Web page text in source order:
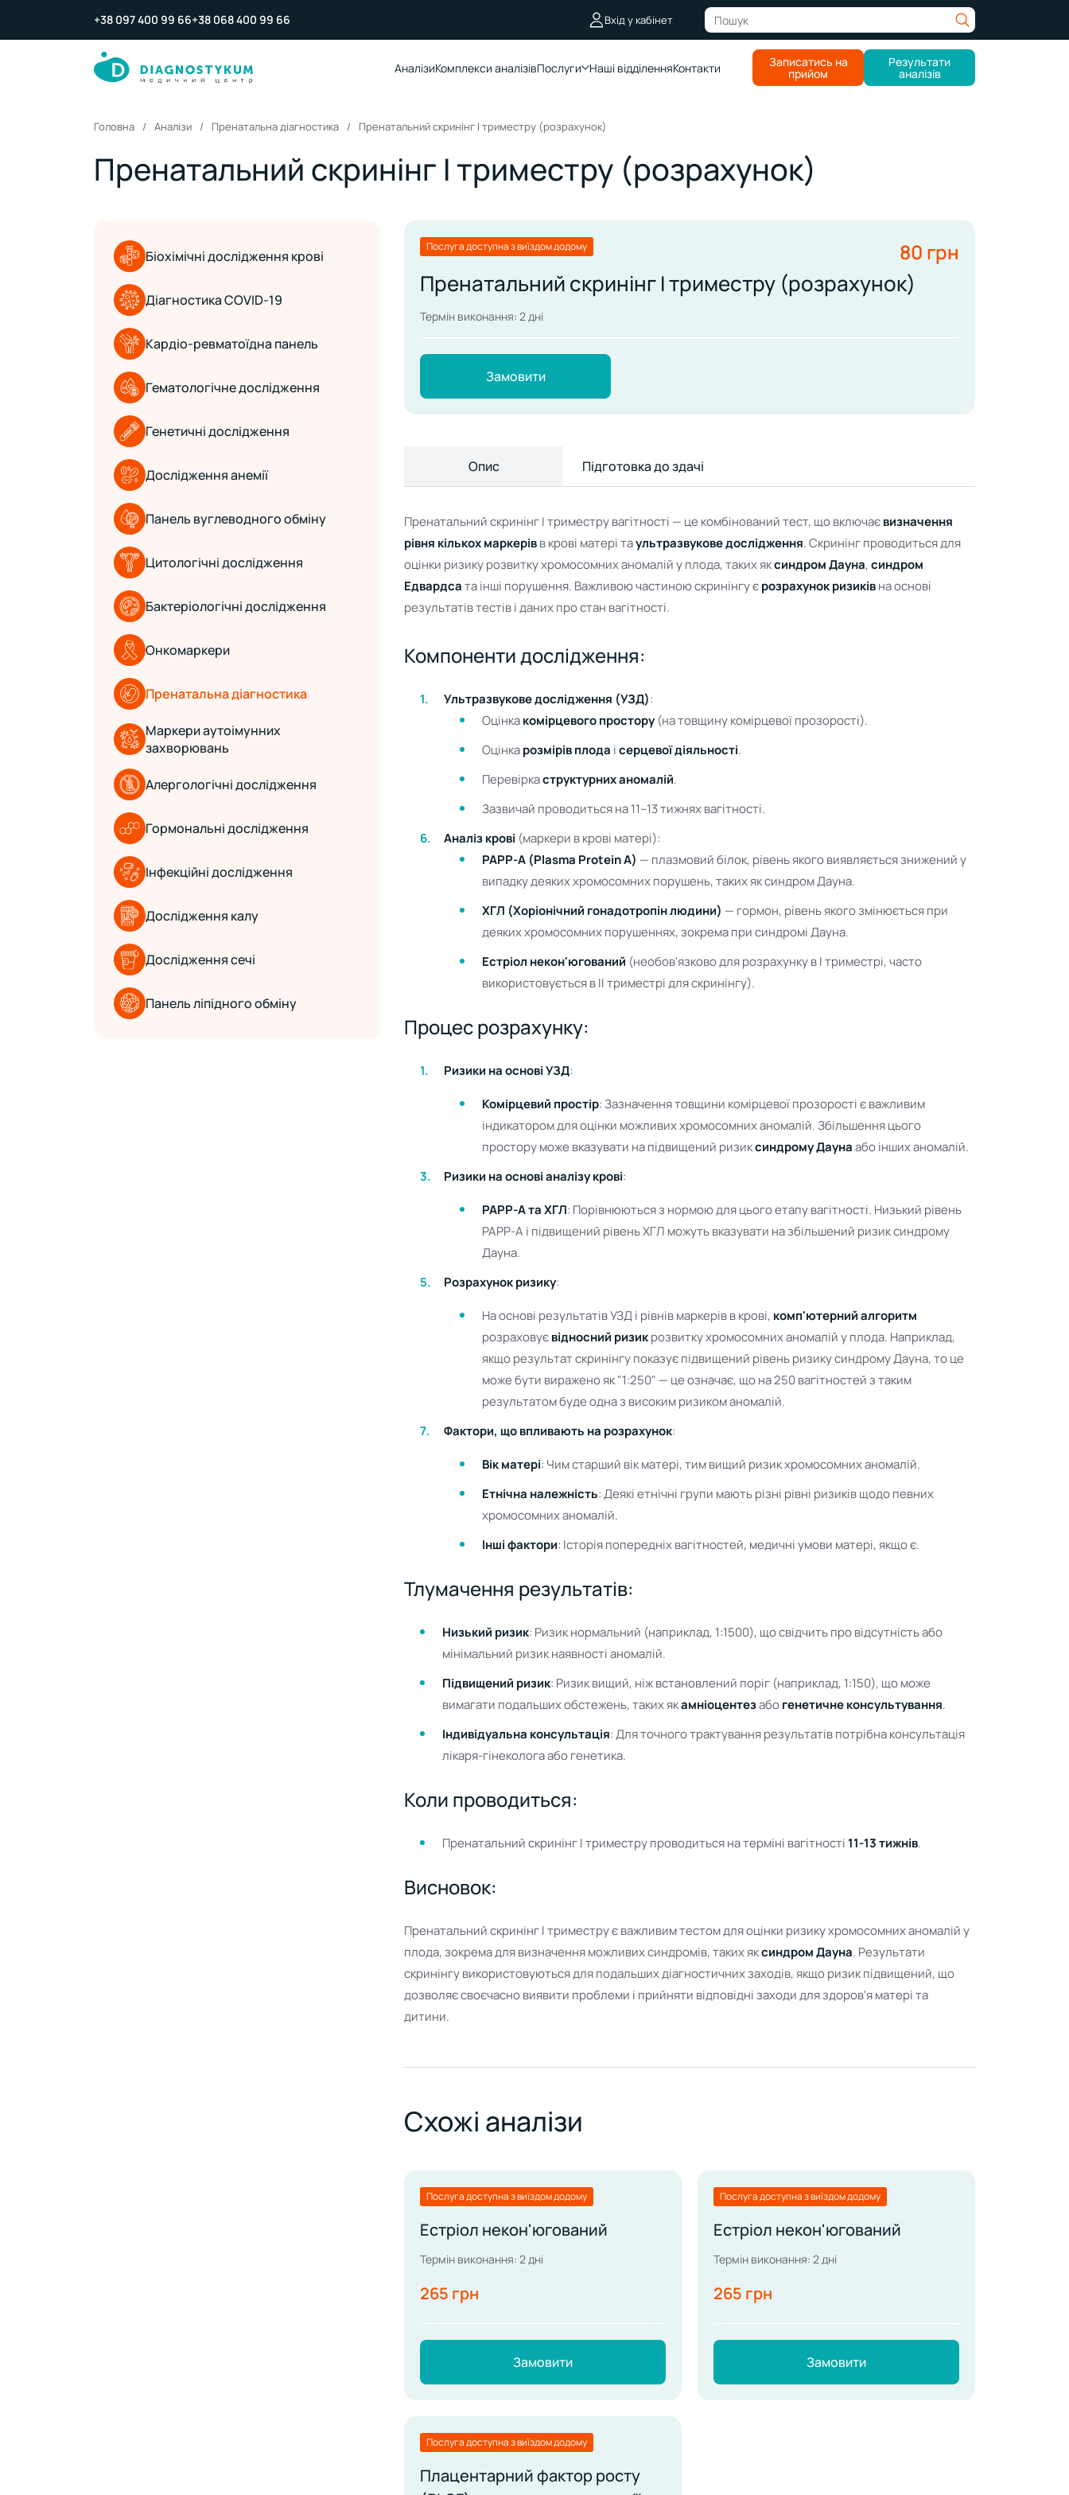
+38 097 400 99 66+38 068 400 99 66 Вхід у кабінет
АналізиКомплекcи аналізівПослуги Наші відділенняКонтакти Записатись на
прийом
Результати
аналізів
Головна Аналізи Пренатальна діагностика Пренатальний скринінг І триместру (розрахунок)
Пренатальний скринінг І триместру (розрахунок)
Біохімічні дослідження крові
Діагностика COVID-19
Кардіо-ревматоїдна панель
Гематологічне дослідження
Генетичні дослідження
Дослідження анемії
Панель вуглеводного обміну
Цитологічні дослідження
Бактеріологічні дослідження
Онкомаркери
Пренатальна діагностика
Маркери аутоімунних
захворювань
Алергологічні дослідження
Гормональні дослідження
Інфекційні дослідження
Дослідження калу
Дослідження сечі
Панель ліпідного обміну
Послуга доступна з виїздом додому
Пренатальний скринінг І триместру (розрахунок)
Термін виконання: 2 дні
80 грн
Замовити
Опис Підготовка до здачі
Пренатальний скринінг І триместру вагітності — це комбінований тест, що включаєвизначення
рівня кількох маркерівв крові матері таультразвукове дослідження. Скринінг проводиться для
оцінки ризику розвитку хромосомних аномалій у плода, таких яксиндром Дауна,синдром
Едвардсата інші порушення. Важливою частиною скринінгу єрозрахунок ризиківна основі
результатів тестів і даних про стан вагітності.
Компоненти дослідження:
Ультразвукове дослідження (УЗД):
Оцінкакомірцевого простору(на товщину комірцевої прозорості).
Оцінкарозмірів плода ісерцевої діяльності.
Перевіркаструктурних аномалій.
Зазвичай проводиться на 11–13 тижнях вагітності.
Аналіз крові (маркери в крові матері):
PAPP-A (Plasma Protein A) — плазмовий білок, рівень якого виявляється знижений у
випадку деяких хромосомних порушень, таких як синдром Дауна.
ХГЛ (Хоріонічний гонадотропін людини) — гормон, рівень якого змінюється при
деяких хромосомних порушеннях, зокрема при синдромі Дауна.
Естріол некон'югований (необов'язково для розрахунку в І триместрі, часто
використовується в ІІ триместрі для скринінгу).
Процес розрахунку:
Ризики на основі УЗД:
Комірцевий простір: Зазначення товщини комірцевої прозорості є важливим
індикатором для оцінки можливих хромосомних аномалій. Збільшення цього
простору може вказувати на підвищений ризиксиндрому Даунаабо інших аномалій.
Ризики на основі аналізу крові:
PAPP-A та ХГЛ: Порівнюються з нормою для цього етапу вагітності. Низький рівень
PAPP-A і підвищений рівень ХГЛ можуть вказувати на збільшений ризик синдрому
Дауна.
Розрахунок ризику:
На основі результатів УЗД і рівнів маркерів в крові, комп'ютерний алгоритм
розраховуєвідносний ризикрозвитку хромосомних аномалій у плода. Наприклад,
якщо результат скринінгу показує підвищений рівень ризику синдрому Дауна, то це
може бути виражено як "1:250" — це означає, що на 250 вагітностей з таким
результатом буде одна з високим ризиком аномалій.
Фактори, що впливають на розрахунок:
Вік матері: Чим старший вік матері, тим вищий ризик хромосомних аномалій.
Етнічна належність: Деякі етнічні групи мають різні рівні ризиків щодо певних
хромосомних аномалій.
Інші фактори: Історія попередніх вагітностей, медичні умови матері, якщо є.
Тлумачення результатів:
Низький ризик: Ризик нормальний (наприклад, 1:1500), що свідчить про відсутність або
мінімальний ризик наявності аномалій.
Підвищений ризик: Ризик вищий, ніж встановлений поріг (наприклад, 1:150), що може
вимагати подальших обстежень, таких якамніоцентезабогенетичне консультування.
Індивідуальна консультація: Для точного трактування результатів потрібна консультація
лікаря-гінеколога або генетика.
Коли проводиться:
Пренатальний скринінг І триместру проводиться на терміні вагітності 11-13 тижнів.
Висновок:
Пренатальний скринінг І триместру є важливим тестом для оцінки ризику хромосомних аномалій у
плода, зокрема для визначення можливих синдромів, таких яксиндром Дауна. Результати
скринінгу використовуються для подальших діагностичних заходів, якщо ризик підвищений, що
дозволяє своєчасно виявити проблеми і прийняти відповідні заходи для здоров'я матері та
дитини.
Схожі аналізи
Послуга доступна з виїздом додому
Естріол некон'югований
Термін виконання: 2 дні
265 грн
Замовити
Послуга доступна з виїздом додому
Естріол некон'югований
Термін виконання: 2 дні
265 грн
Замовити
Послуга доступна з виїздом додому
Плацентарний фактор росту